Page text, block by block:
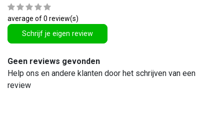
average of 0 review(s)
Schrijf je eigen review
Geen reviews gevonden
Help ons en andere klanten door het schrijven van een
review